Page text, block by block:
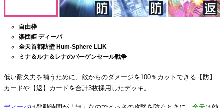
自由枠
楽団姫 ディーバ
全天首都防壁 Hum-Sphere LLIK
ミナ＆ルナ＆レナのバーゲンセール戦争
低い耐久力を補うために、敵からのダメージを100％カットできる【防】
カードや【返】カードを合計3枚採用したデッキ。